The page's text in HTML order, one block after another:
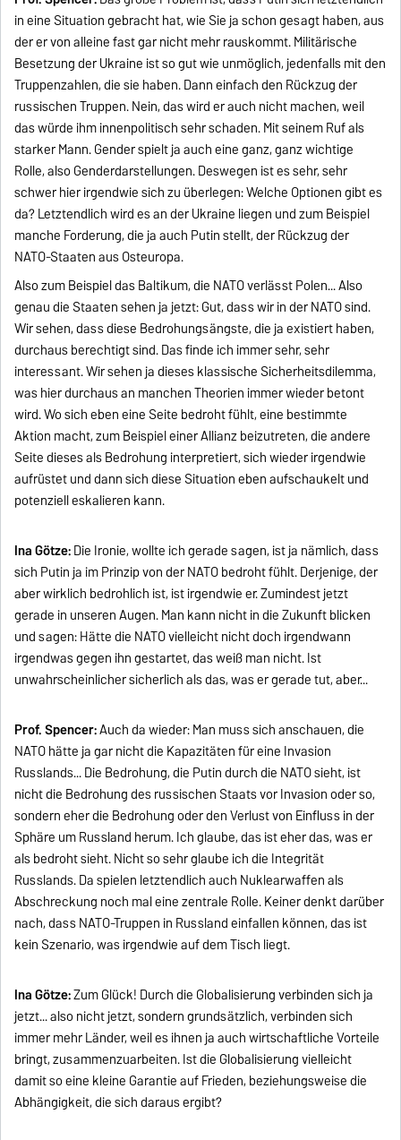
in eine Situation gebracht hat, wie Sie ja schon gesagt haben, aus
der er von alleine fast gar nicht mehr rauskommt. Militärische
Besetzung der Ukraine ist so gut wie unmöglich, jedenfalls mit den
Truppenzahlen, die sie haben. Dann einfach den Rückzug der
russischen Truppen. Nein, das wird er auch nicht machen, weil
das würde ihm innenpolitisch sehr schaden. Mit seinem Ruf als
starker Mann. Gender spielt ja auch eine ganz, ganz wichtige
Rolle, also Genderdarstellungen. Deswegen ist es sehr, sehr
schwer hier irgendwie sich zu überlegen: Welche Optionen gibt es
da? Letztendlich wird es an der Ukraine liegen und zum Beispiel
manche Forderung, die ja auch Putin stellt, der Rückzug der
NATO-Staaten aus Osteuropa.
Also zum Beispiel das Baltikum, die NATO verlässt Polen... Also
genau die Staaten sehen ja jetzt: Gut, dass wir in der NATO sind.
Wir sehen, dass diese Bedrohungsängste, die ja existiert haben,
durchaus berechtigt sind. Das finde ich immer sehr, sehr
interessant. Wir sehen ja dieses klassische Sicherheitsdilemma,
was hier durchaus an manchen Theorien immer wieder betont
wird. Wo sich eben eine Seite bedroht fühlt, eine bestimmte
Aktion macht, zum Beispiel einer Allianz beizutreten, die andere
Seite dieses als Bedrohung interpretiert, sich wieder irgendwie
aufrüstet und dann sich diese Situation eben aufschaukelt und
potenziell eskalieren kann.
Ina Götze:Die Ironie, wollte ich gerade sagen, ist ja nämlich, dass
sich Putin ja im Prinzip von der NATO bedroht fühlt. Derjenige, der
aber wirklich bedrohlich ist, ist irgendwie er. Zumindest jetzt
gerade in unseren Augen. Man kann nicht in die Zukunft blicken
und sagen: Hätte die NATO vielleicht nicht doch irgendwann
irgendwas gegen ihn gestartet, das weiß man nicht. Ist
unwahrscheinlicher sicherlich als das, was er gerade tut, aber...
Prof. Spencer:Auch da wieder: Man muss sich anschauen, die
NATO hätte ja gar nicht die Kapazitäten für eine Invasion
Russlands... Die Bedrohung, die Putin durch die NATO sieht, ist
nicht die Bedrohung des russischen Staats vor Invasion oder so,
sondern eher die Bedrohung oder den Verlust von Einfluss in der
Sphäre um Russland herum. Ich glaube, das ist eher das, was er
als bedroht sieht. Nicht so sehr glaube ich die Integrität
Russlands. Da spielen letztendlich auch Nuklearwaffen als
Abschreckung noch mal eine zentrale Rolle. Keiner denkt darüber
nach, dass NATO-Truppen in Russland einfallen können, das ist
kein Szenario, was irgendwie auf dem Tisch liegt.
Ina Götze:Zum Glück! Durch die Globalisierung verbinden sich ja
jetzt... also nicht jetzt, sondern grundsätzlich, verbinden sich
immer mehr Länder, weil es ihnen ja auch wirtschaftliche Vorteile
bringt, zusammenzuarbeiten. Ist die Globalisierung vielleicht
damit so eine kleine Garantie auf Frieden, beziehungsweise die
Abhängigkeit, die sich daraus ergibt?